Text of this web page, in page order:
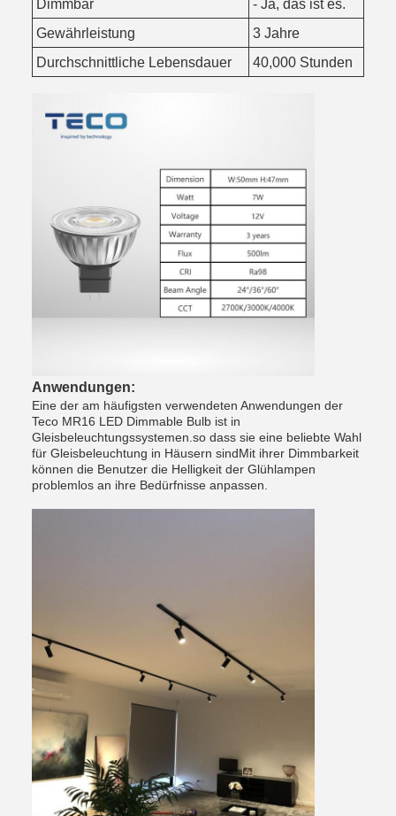
Dimmbar
- Ja, das ist es.
Gewährleistung
3 Jahre
Durchschnittliche Lebensdauer
40,000 Stunden
Anwendungen:
Eine der am häufigsten verwendeten Anwendungen der
Teco MR16 LED Dimmable Bulb ist in
Gleisbeleuchtungssystemen.so dass sie eine beliebte Wahl
für Gleisbeleuchtung in Häusern sindMit ihrer Dimmbarkeit
können die Benutzer die Helligkeit der Glühlampen
problemlos an ihre Bedürfnisse anpassen.